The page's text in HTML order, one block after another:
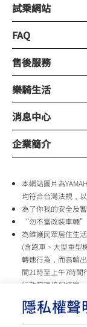
隱私權聲
試乘網站
FAQ
售後服務
樂騎生活
消息中心
企業簡介
本網站圖片為
均符合台灣法規，
為了你我的安全及
“勿不當改裝車輛
為維護民眾居住生
(含跑車、大型重型
轉速行為，而高輸
間21時至上午7時間
行政院環境保護署
台灣山葉機車 關